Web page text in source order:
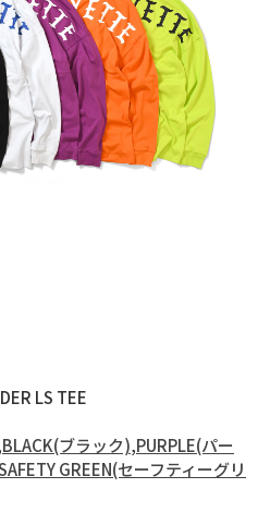
LS TEE
BLACK(ブラック),PURPLE(パー
GREEN(セーフティーグリ